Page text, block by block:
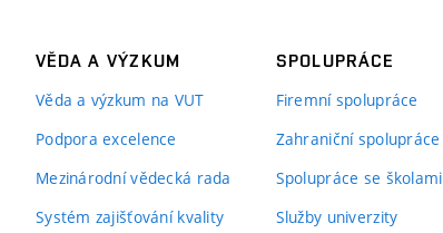
VĚDA A VÝZKUM
Věda a výzkum na VUT
Podpora excelence
Mezinárodní vědecká rada
Systém zajišťování kvality
SPOLUPRÁCE
Firemní spolupráce
Zahraniční spolupráce
Spolupráce se školami
Služby univerzity